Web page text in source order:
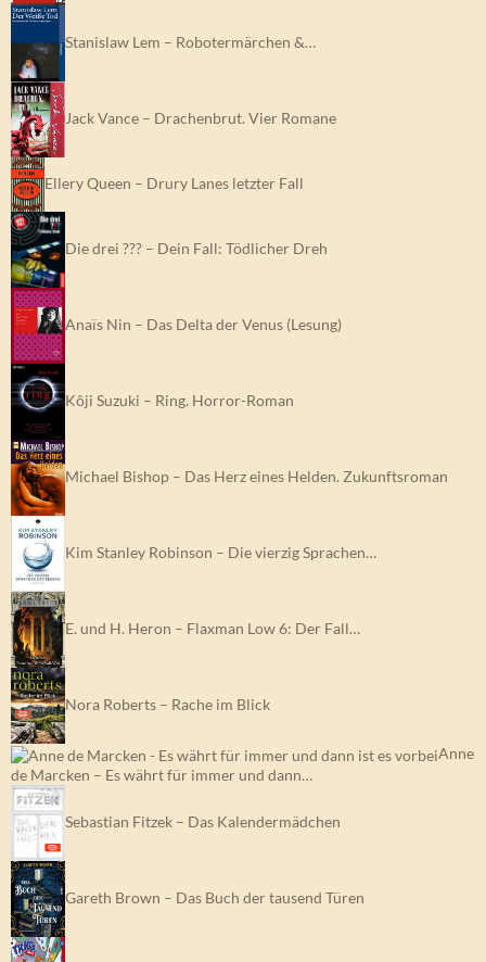
Stanislaw Lem – Robotermärchen &…
Jack Vance – Drachenbrut. Vier Romane
Ellery Queen – Drury Lanes letzter Fall
Die drei ??? – Dein Fall: Tödlicher Dreh
Anaïs Nin – Das Delta der Venus (Lesung)
Kôji Suzuki – Ring. Horror-Roman
Michael Bishop – Das Herz eines Helden. Zukunftsroman
Kim Stanley Robinson – Die vierzig Sprachen…
E. und H. Heron – Flaxman Low 6: Der Fall…
Nora Roberts – Rache im Blick
Anne
de Marcken – Es währt für immer und dann…
Sebastian Fitzek – Das Kalendermädchen
Gareth Brown – Das Buch der tausend Türen